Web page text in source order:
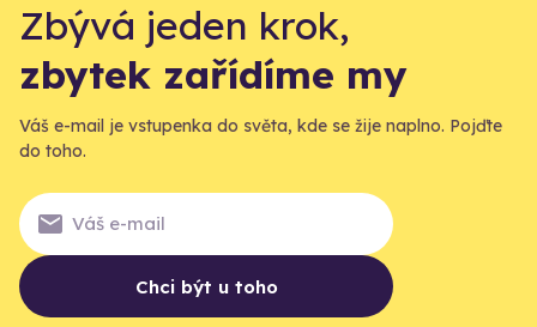
Zbývá jeden krok,
zbytek zařídíme my
Váš e-mail je vstupenka do světa, kde se žije naplno. Pojďte
do toho.
Chci být u toho